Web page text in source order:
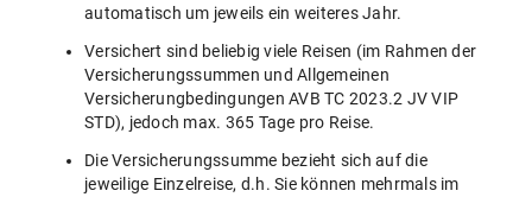
automatisch um jeweils ein weiteres Jahr.
Versichert sind beliebig viele Reisen (im Rahmen der
Versicherungssummen und Allgemeinen
Versicherungbedingungen AVB TC 2023.2 JV VIP
STD), jedoch max. 365 Tage pro Reise.
Die Versicherungssumme bezieht sich auf die
jeweilige Einzelreise, d.h. Sie können mehrmals im